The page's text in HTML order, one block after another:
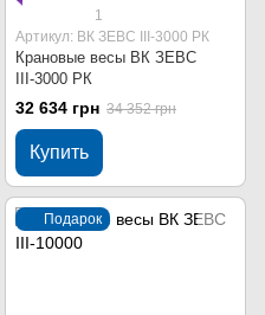
1
Артикул: ВК ЗЕВС ІІІ-3000 РК
Крановые весы ВК ЗЕВС
ІІІ-3000 РК
32 634 грн 34 352 грн
Купить
Подарок